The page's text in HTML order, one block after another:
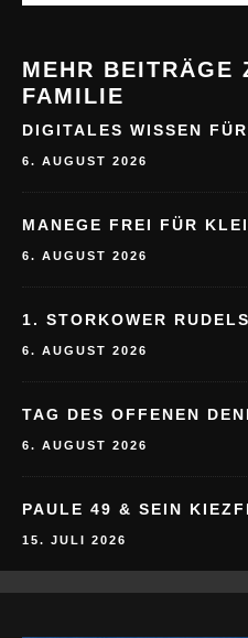
MEHR BEITRÄGE
FAMILIE
DIGITALES WISSEN
6. AUGUST 2026
MANEGE FREI FÜR
6. AUGUST 2026
1. STORKOWER
6. AUGUST 2026
TAG DES OFFENEN
6. AUGUST 2026
PAULE 49 & SEIN
15. JULI 2026